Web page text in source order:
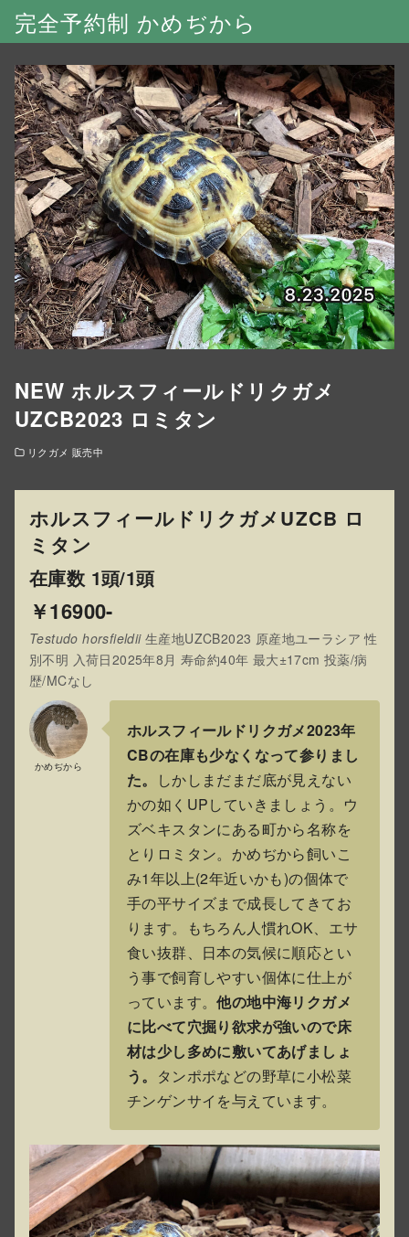
完全予約制 かめぢから
NEW ホルスフィールドリクガメ
UZCB2023 ロミタン
リクガメ 販売中
ホルスフィールドリクガメUZCB ロ
ミタン
在庫数 1頭/1頭
￥16900-
Testudo horsfieldii生産地UZCB2023 原産地ユーラシア 性
別不明 入荷日2025年8月 寿命約40年 最大±17cm 投薬/病
歴/MCなし
かめぢから
ホルスフィールドリクガメ2023年
CBの在庫も少なくなって参りまし
た。
しかしまだまだ底が見えない
かの如くUPしていきましょう。ウ
ズベキスタンにある町から名称を
とりロミタン。かめぢから飼いこ
み1年以上(2年近いかも)の個体で
手の平サイズまで成長してきてお
ります。もちろん人慣れOK、エサ
食い抜群、日本の気候に順応とい
う事で飼育しやすい個体に仕上が
っています。他の地中海リクガメ
に比べて穴掘り欲求が強いので床
材は少し多めに敷いてあげましょ
う。 タンポポなどの野草に小松菜
チンゲンサイを与えています。